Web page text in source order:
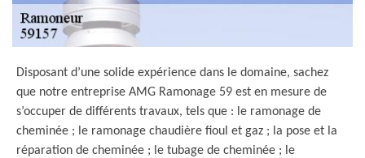
Disposant d’une solide expérience dans le domaine, sachez
que notre entreprise AMG Ramonage 59 est en mesure de
s’occuper de différents travaux, tels que : le ramonage de
cheminée ; le ramonage chaudière fioul et gaz ; la pose et la
réparation de cheminée ; le tubage de cheminée ; le